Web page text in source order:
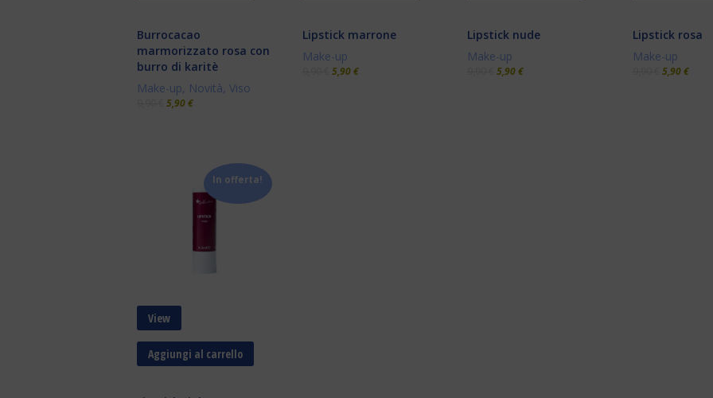
Burrocacao
marmorizzato rosa con
burro di karitè
Make-up, Novità, Viso
5,90€
Lipstick marrone
Make-up
5,90€
Lipstick nude
Make-up
5,90€
Lipstick rosa
Make-up
5,90€
In offerta!
View
Aggiungi al carrello